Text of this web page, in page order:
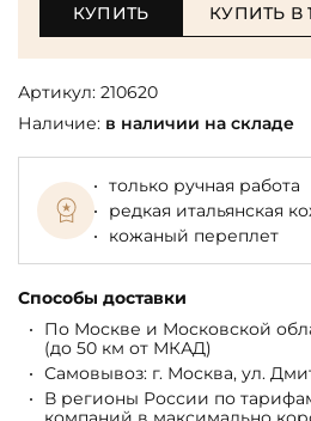
КУПИТЬ КУПИТЬ В
Артикул: 210620
Наличие: в наличии на складе
только ручная работа
редкая итальянская
кожаный переплет
Способы доставки
По Москве и Московской
(до 50 км от МКАД)
Самовывоз: г. Москва, ул.
В регионы России по